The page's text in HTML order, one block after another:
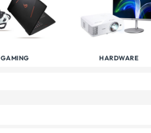
GAMING HARDWARE